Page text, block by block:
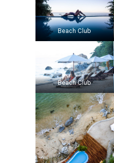
Beach Club
Beach Club